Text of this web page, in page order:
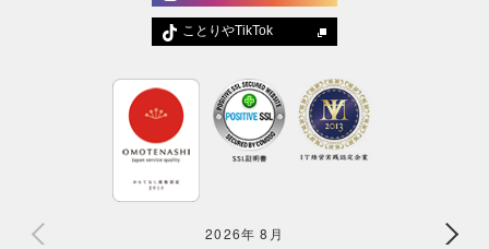
ことりやTikTok
2026年 8月